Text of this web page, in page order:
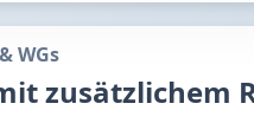
WGs
zusätzlichem